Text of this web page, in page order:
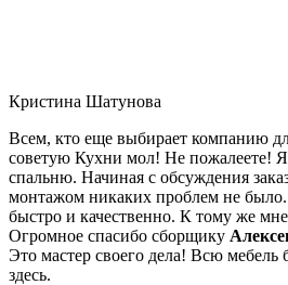
Кристина Шатунова
Всем, кто еще выбирает компанию
советую Кухни мол! Не пожалеете!
спальню. Начиная с обсуждения
монтажом никаких проблем не
быстро и качественно. К тому же
Огромное спасибо сборщику
Это мастер своего дела! Всю мебель
здесь.